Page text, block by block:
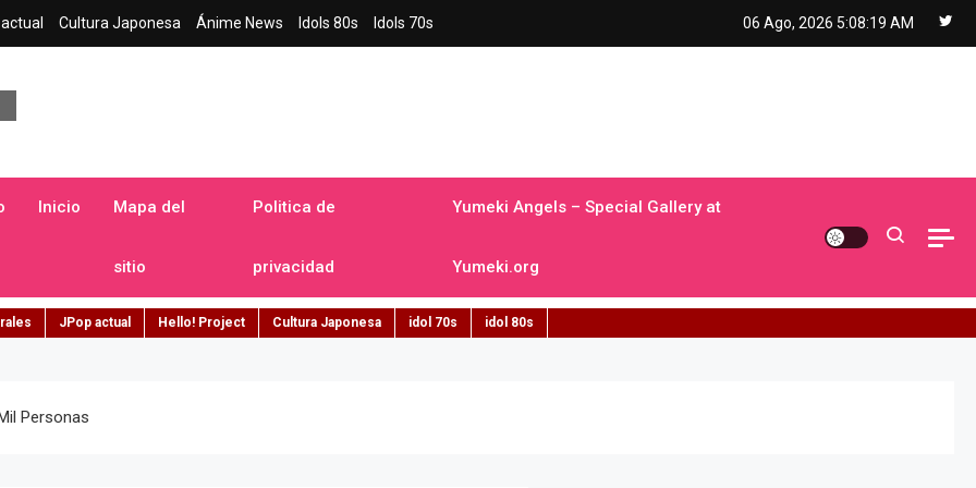
Cultura Japonesa Ánime News Idols 80s Idols 70s 06 Ago, 2026 5:08:20 AM
Inicio Mapa del
sitio
Politica de
privacidad
Yumeki Angels – Special Gallery at
Yumeki.org
JPop actual Hello! Project Cultura Japonesa idol 70s idol 80s
Personas